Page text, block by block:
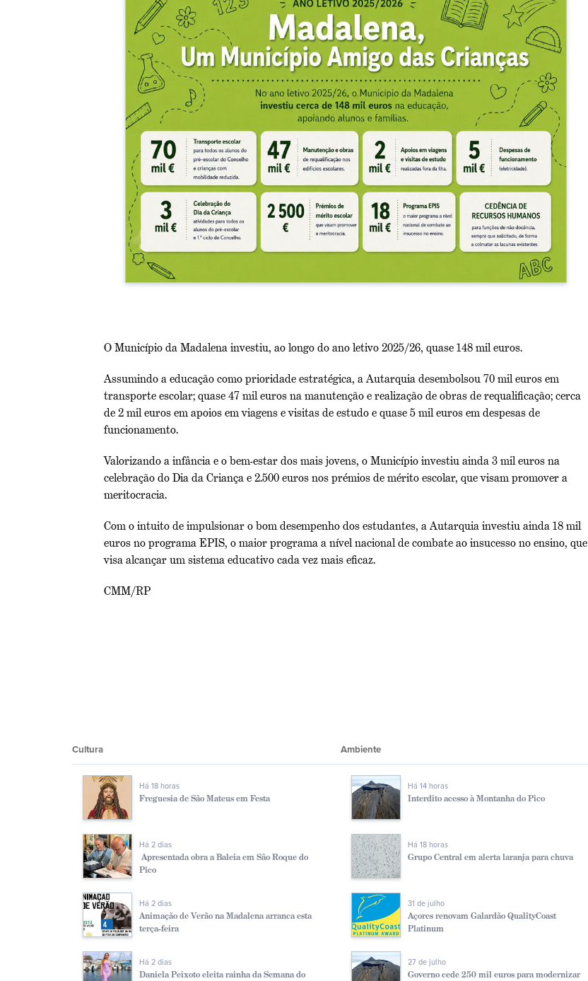
O Município da Madalena investiu, ao longo do ano letivo 2025/26, quase 148 mil euros.
Assumindo a educação como prioridade estratégica, a Autarquia desembolsou 70 mil euros em
transporte escolar; quase 47 mil euros na manutenção e realização de obras de requalificação; cerca
de 2 mil euros em apoios em viagens e visitas de estudo e quase 5 mil euros em despesas de
funcionamento.
Valorizando a infância e o bem-estar dos mais jovens, o Município investiu ainda 3 mil euros na
celebração do Dia da Criança e 2.500 euros nos prémios de mérito escolar, que visam promover a
meritocracia.
Com o intuito de impulsionar o bom desempenho dos estudantes, a Autarquia investiu ainda 18 mil
euros no programa EPIS, o maior programa a nível nacional de combate ao insucesso no ensino, que
visa alcançar um sistema educativo cada vez mais eficaz.
CMM/RP
Cultura Ambiente
Há 18 horas
Freguesia de São Mateus em Festa
Há 2 dias
Apresentada obra a Baleia em São Roque do
Pico
Há 2 dias
Animação de Verão na Madalena arranca esta
terça-feira
Há 2 dias
Daniela Peixoto eleita rainha da Semana do
Há 14 horas
Interdito acesso à Montanha do Pico
Há 18 horas
Grupo Central em alerta laranja para chuva
31 de julho
Açores renovam Galardão QualityCoast
Platinum
27 de julho
Governo cede 250 mil euros para modernizar